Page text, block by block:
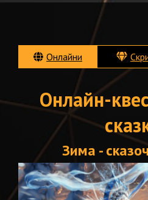
Онлайни
Онлайн-
Зима -